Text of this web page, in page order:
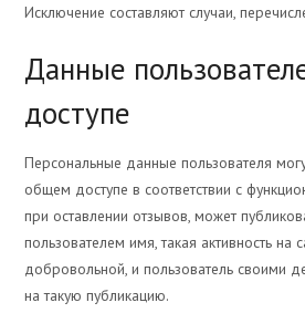
Исключение составляют случаи,
Данные
доступе
Персональные данные пользователя
общем доступе в соответствии с
при оставлении отзывов, может
пользователем имя, такая активность на
добровольной, и пользователь своими
на такую публикацию.